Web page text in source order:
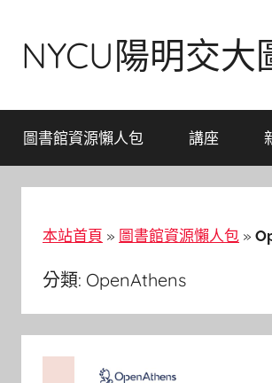
contentNYCU陽明交
圖書館資源懶人包 講座
本站首頁 » 圖書館資源懶人包 »
分類: OpenAthens